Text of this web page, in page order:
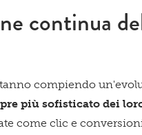
continua
compiendo
più sofisticato dei
come clic e